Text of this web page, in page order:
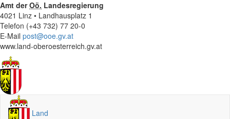
Amt derOö. Landesregierung
4021 Linz • Landhausplatz 1
Telefon (+43 732) 77 20-0
E-Mail post@ooe.gv.at
www.land-oberoesterreich.gv.at
Land